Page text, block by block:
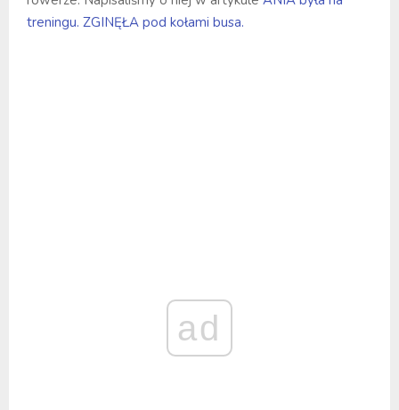
treningu. ZGINĘŁA pod kołami busa.
ad